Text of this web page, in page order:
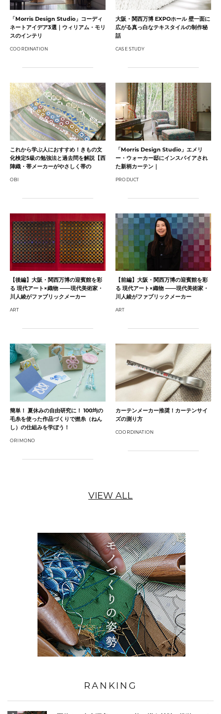
「Morris Design Studio」コーディ
ネートアイデア3選｜ウィリアム・モリ
スのインテリ
COORDINATION
大阪・関西万博 EXPOホール 壁一面に
広がる真っ白なテキスタイルの制作秘
話
CASE STUDY
これから学ぶ人におすすめ！きもの文
化検定5級の勉強法と過去問を解説【西
陣織・帯メーカーがやさしく帯の
OBI
「Morris Design Studio」エメリ
ー・ウォーカー邸にインスパイアされ
た新柄カーテン｜
PRODUCT
【後編】大阪・関西万博の迎賓館を彩
る 現代アート×織物 ――現代美術家・
川人綾がファブリックメーカー
ART
【前編】大阪・関西万博の迎賓館を彩
る 現代アート×織物 ――現代美術家・
川人綾がファブリックメーカー
ART
簡単！ 夏休みの自由研究に！ 100均の
毛糸を使った作品づくりで撚糸（ねん
し）の仕組みを学ぼう！
ORIMONO
カーテンメーカー推奨！カーテンサイ
ズの測り方
COORDINATION
VIEW ALL
RANKING